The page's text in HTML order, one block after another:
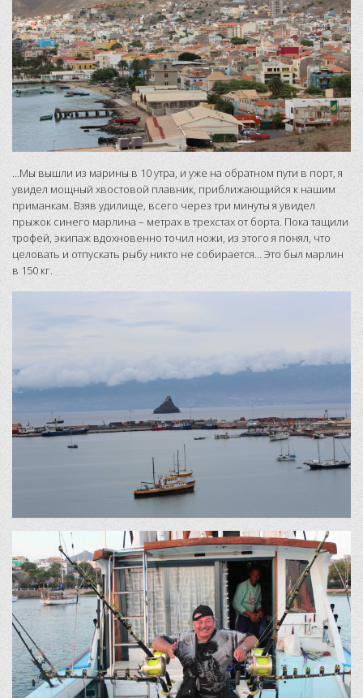
…Мы вышли из марины в 10 утра, и уже на обратном пути в порт, я
увидел мощный хвостовой плавник, приближающийся к нашим
приманкам. Взяв удилище, всего через три минуты я увидел
прыжок синего марлина – метрах в трехстах от борта. Пока тащили
трофей, экипаж вдохновенно точил ножи, из этого я понял, что
целовать и отпускать рыбу никто не собирается… Это был марлин
в 150 кг.